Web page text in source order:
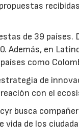
de 39
Además, en
como
de
con el
busca
vida de los